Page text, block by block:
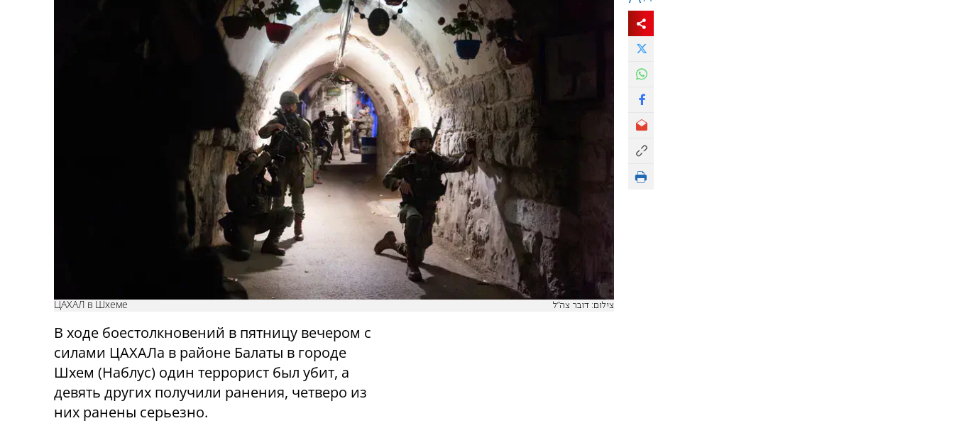
ЦАХАЛ в Шхеме צילום: דובר צה"ל
В ходе боестолкновений в пятницу вечером с
силами ЦАХАЛа в районе Балаты в городе
Шхем (Наблус) один террорист был убит, а
девять других получили ранения, четверо из
них ранены серьезно.